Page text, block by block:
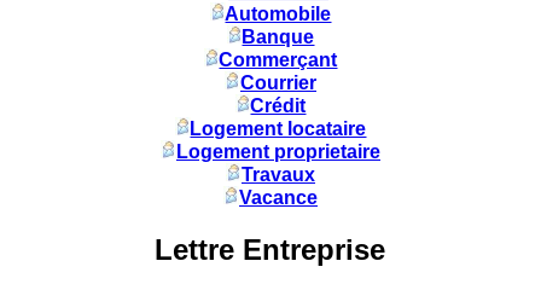
Automobile
Banque
Commerçant
Courrier
Crédit
Logement locataire
Logement proprietaire
Travaux
Vacance
Lettre Entreprise